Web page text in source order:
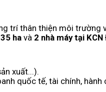
trí thân thiện môi trường
35 ha và 2 nhà máy tại
xuất...).
quốc tế, tài chính, hành